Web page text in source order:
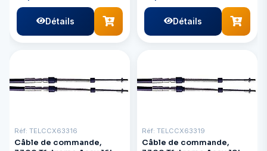
Détails Détails
Réf: TELCCX63316
Câble de commande,
Réf: TELCCX63319
Câble de commande,